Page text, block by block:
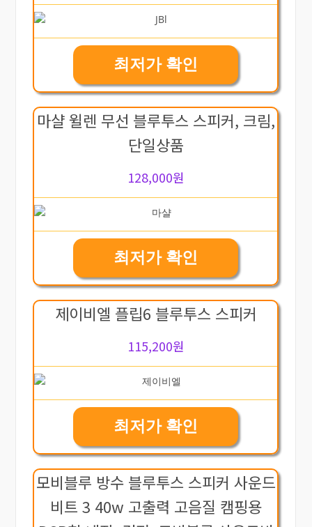
최저가 확인
마샬 윌렌 무선 블루투스 스피커, 크림,
단일상품
128,000원
최저가 확인
제이비엘 플립6 블루투스 스피커
115,200원
최저가 확인
모비블루 방수 블루투스 스피커 사운드
비트 3 40w 고출력 고음질 캠핑용